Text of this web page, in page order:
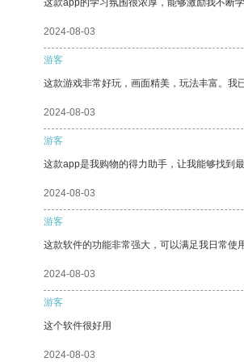
这款app的学习氛围很浓厚，能够激励我不断
2024-08-03
游客
这款游戏非常好玩，画面精美，玩法丰富。我
2024-08-03
游客
这款app是我购物的得力助手，让我能够找到
2024-08-03
游客
这款软件的功能非常强大，可以满足我日常使
2024-08-03
游客
这个软件很好用
2024-08-03